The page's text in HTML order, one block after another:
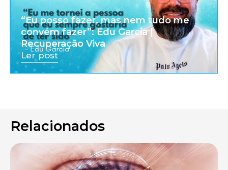
“Eu posso fazer, mas nem tudo me
convém fazer”: Edu Garcia |
Recuperação Viva
Ler post
Relacionados